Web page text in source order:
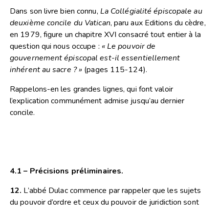
Dans son livre bien connu, La Collégialité épiscopale au
deuxième concile du Vatican, paru aux Editions du cèdre,
en 1979, figure un chapitre XVI consacré tout entier à la
question qui nous occupe : « Le pouvoir de
gouvernement épiscopal est-il essentiellement
inhérent au sacre ? » (pages 115-124).
Rappelons-en les grandes lignes, qui font valoir
l’explication communément admise jusqu’au dernier
concile.
4.1 – Précisions préliminaires.
12. L’abbé Dulac commence par rappeler que les sujets
du pouvoir d’ordre et ceux du pouvoir de juridiction sont